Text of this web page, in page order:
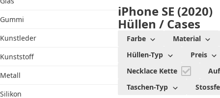
Gummi
Kunstleder
Kunststoff
Metall
Silikon
iPhone SE (2020)
Hüllen / Cases
Farbe
Material
Hüllen-Typ
Preis
Necklace Kette
Taschen-Typ